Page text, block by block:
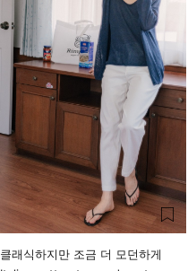
클래식하지만 조금 더 모던하게